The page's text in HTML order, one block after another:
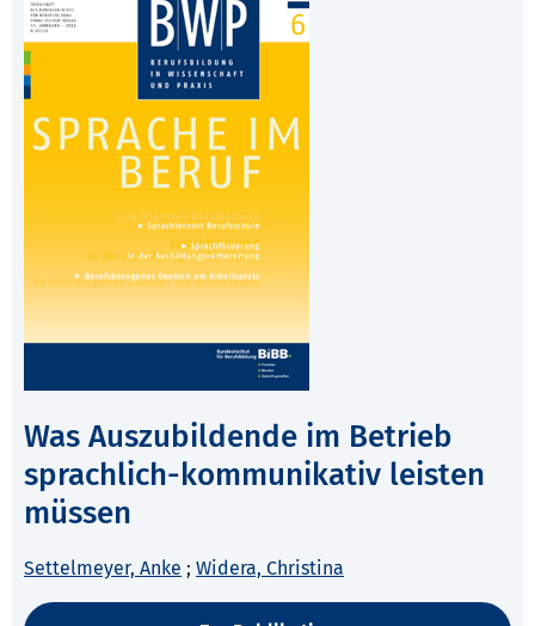
Was Auszubildende im Betrieb
sprachlich-kommunikativ leisten
müssen
Settelmeyer, Anke ; Widera, Christina